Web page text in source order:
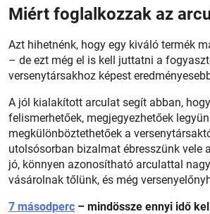
Miért foglalkozzak az
Azt hihetnénk, hogy egy kiváló termék
– de ezt még el is kell juttatni a
versenytársakhoz képest
A jól kialakított arculat segít abban,
felismerhetőek, megjegyezhetőek
megkülönböztethetőek a
utolsósorban bizalmat ébresszünk vele
jó, könnyen azonosítható arculattal
vásárolnak tőlünk, és még
7 másodperc – mindössze ennyi idő